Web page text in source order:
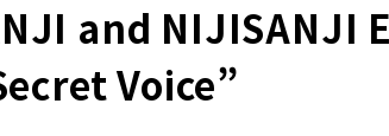
and NIJISANJI
Voice”